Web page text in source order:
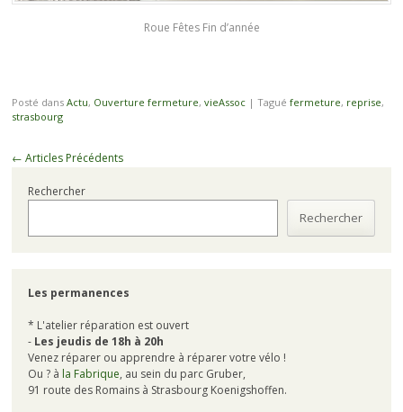
Roue Fêtes Fin d’année
Posté dans Actu, Ouverture fermeture, vieAssoc | Tagué fermeture, reprise,
strasbourg
Navigation
articles
← Articles Précédents
Rechercher
Rechercher
Les permanences
* L'atelier réparation est ouvert
- Les jeudis de 18h à 20h
Venez réparer ou apprendre à réparer votre vélo !
Ou ? à la Fabrique, au sein du parc Gruber,
91 route des Romains à Strasbourg Koenigshoffen.